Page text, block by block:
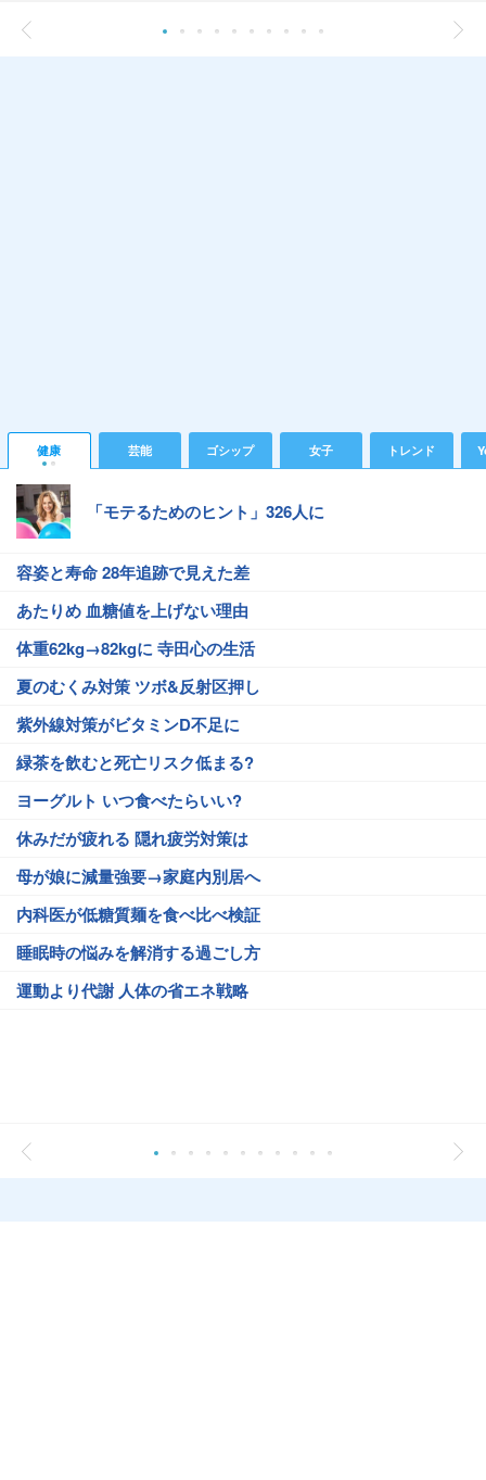
健康 芸能 ゴシップ 女子 トレンド
「モテるためのヒント」326人に
容姿と寿命 28年追跡で見えた差
あたりめ 血糖値を上げない理由
体重62kg→82kgに 寺田心の生活
夏のむくみ対策 ツボ&反射区押し
紫外線対策がビタミンD不足に
緑茶を飲むと死亡リスク低まる?
ヨーグルト いつ食べたらいい?
休みだが疲れる 隠れ疲労対策は
母が娘に減量強要→家庭内別居へ
内科医が低糖質麺を食べ比べ検証
睡眠時の悩みを解消する過ごし方
運動より代謝 人体の省エネ戦略